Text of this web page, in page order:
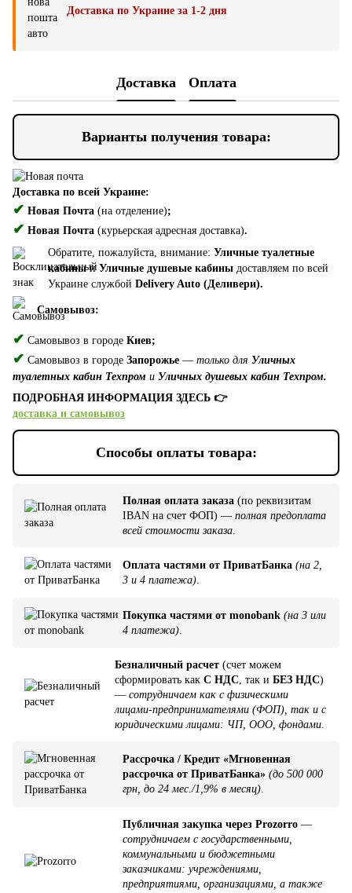
Доставка по Украине за 1-2 дня
Доставка Оплата
Варианты получения товара:
Доставка по всей Украине:
✔ Новая Почта (на отделение);
✔ Новая Почта (курьерская адресная доставка).
Обратите, пожалуйста, внимание: Уличные туалетные
кабиныи Уличные душевые кабины доставляем по всей
Украине службой Delivery Auto (Деливери).
Самовывоз:
✔ Самовывоз в городе Киев;
✔ Самовывоз в городе Запорожье — только для Уличных
туалетных кабин Техпром и Уличных душевых кабин Техпром.
ПОДРОБНАЯ ИНФОРМАЦИЯ ЗДЕСЬ 👉
доставка и самовывоз
Способы оплаты товара:
Полная оплата заказа (по реквизитам
IBAN на счет ФОП) — полная предоплата
всей стоимости заказа
Оплата частями от ПриватБанка (на 2,
3 и 4 платежа)
Покупка частями от monobank (на 3 или
4 платежа)
Безналичный расчет (счет можем
сформировать как С НДС , так и БЕЗ НДС)
— сотрудничаем как с физическими
лицами-предпринимателями (ФОП), так и с
юридическими лицами: ЧП, ООО, фондами
Рассрочка / Кредит «Мгновенная
рассрочка от ПриватБанка» (до 500 000
грн, до 24 мес./1,9% в месяц).
Публичная закупка через Prozorro —
сотрудничаем с государственными,
коммунальными и бюджетными
заказчиками: учреждениями,
предприятиями, организациями, а также